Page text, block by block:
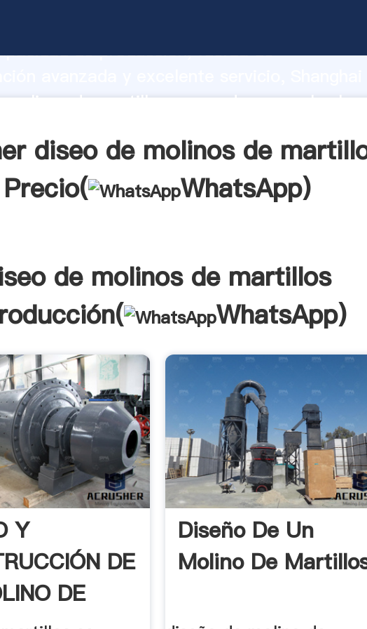
de producción, fuerza de
molinos de martillos proveedor crea el valor
diseo de molinos de
Precio(
WhatsApp)
de molinos de martillos
WhatsApp)
Y
DE
DE
Diseño De Un
Molino De